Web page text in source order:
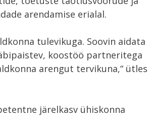
arendamise erialal.
tulevikuga. Soovin aidata
koostöö partneritega
arengut tervikuna,“ ütles
järelkasv ühiskonna